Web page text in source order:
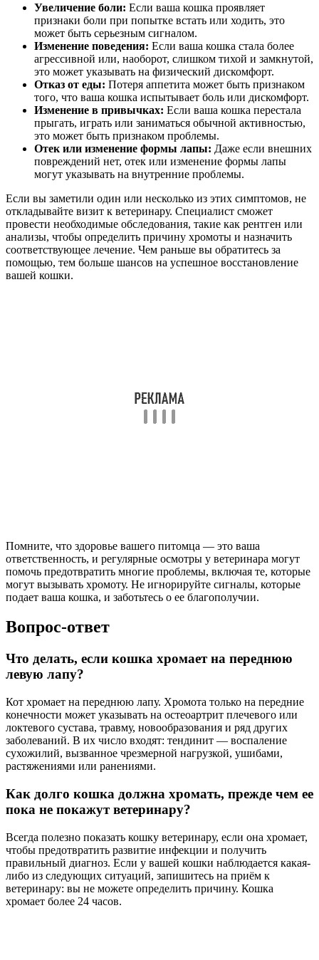
Увеличение боли: Если ваша кошка проявляет
признаки боли при попытке встать или ходить, это
может быть серьезным сигналом.
Изменение поведения: Если ваша кошка стала более
агрессивной или, наоборот, слишком тихой и замкнутой,
это может указывать на физический дискомфорт.
Отказ от еды: Потеря аппетита может быть признаком
того, что ваша кошка испытывает боль или дискомфорт.
Изменение в привычках: Если ваша кошка перестала
прыгать, играть или заниматься обычной активностью,
это может быть признаком проблемы.
Отек или изменение формы лапы: Даже если внешних
повреждений нет, отек или изменение формы лапы
могут указывать на внутренние проблемы.
Если вы заметили один или несколько из этих симптомов, не
откладывайте визит к ветеринару. Специалист сможет
провести необходимые обследования, такие как рентген или
анализы, чтобы определить причину хромоты и назначить
соответствующее лечение. Чем раньше вы обратитесь за
помощью, тем больше шансов на успешное восстановление
вашей кошки.
Помните, что здоровье вашего питомца — это ваша
ответственность, и регулярные осмотры у ветеринара могут
помочь предотвратить многие проблемы, включая те, которые
могут вызывать хромоту. Не игнорируйте сигналы, которые
подает ваша кошка, и заботьтесь о ее благополучии.
Вопрос-ответ
Что делать, если кошка хромает на переднюю
левую лапу?
Кот хромает на переднюю лапу. Хромота только на передние
конечности может указывать на остеоартрит плечевого или
локтевого сустава, травму, новообразования и ряд других
заболеваний. В их число входят: тендинит — воспаление
сухожилий, вызванное чрезмерной нагрузкой, ушибами,
растяжениями или ранениями.
Как долго кошка должна хромать, прежде чем ее
пока не покажут ветеринару?
Всегда полезно показать кошку ветеринару, если она хромает,
чтобы предотвратить развитие инфекции и получить
правильный диагноз. Если у вашей кошки наблюдается какая-
либо из следующих ситуаций, запишитесь на приём к
ветеринару: вы не можете определить причину. Кошка
хромает более 24 часов.